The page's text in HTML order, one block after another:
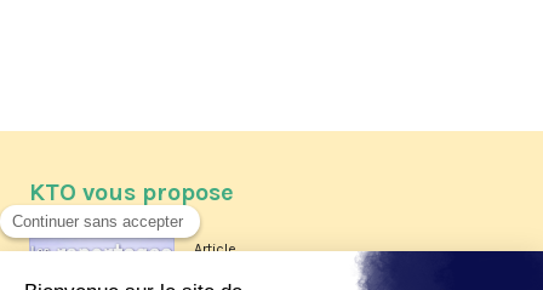
KTO vous propose
Article
Les reportages d'été 2026 de KTO